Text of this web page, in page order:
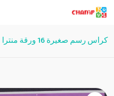
كراس رسم صغيرة 16 ورقة منترا